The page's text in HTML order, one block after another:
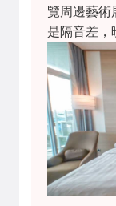
覽周邊藝術
是隔音差，